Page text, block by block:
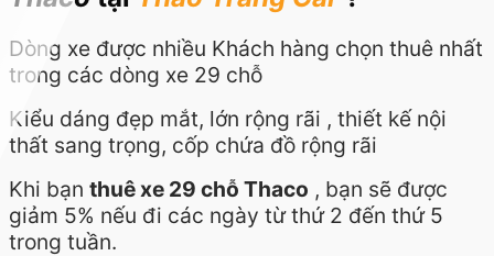
Dòng xe được nhiều Khách hàng chọn thuê nhất
trong các dòng xe 29 chỗ
Kiểu dáng đẹp mắt, lớn rộng rãi , thiết kế nội
thất sang trọng, cốp chứa đồ rộng rãi
Khi bạn thuê xe 29 chỗ Thaco , bạn sẽ được
giảm 5% nếu đi các ngày từ thứ 2 đến thứ 5
trong tuần.